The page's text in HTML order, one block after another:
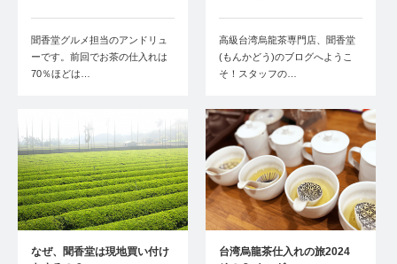
聞香堂グルメ担当のアンドリュ
ーです。前回でお茶の仕入れは
70％ほどは…
高級台湾烏龍茶専門店、聞香堂
(もんかどう)のブログへようこ
そ！スタッフの…
なぜ、聞香堂は現地買い付け
台湾烏龍茶仕入れの旅2024